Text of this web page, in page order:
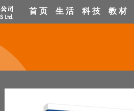
首 页 生 活 科 技 教 材